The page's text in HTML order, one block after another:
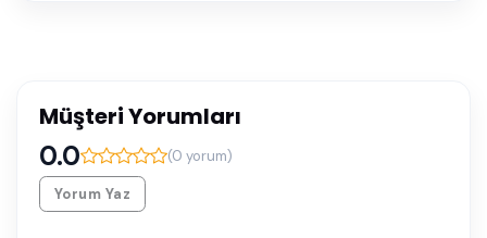
Müşteri Yorumları
0.0 (0 yorum)
Yorum Yaz